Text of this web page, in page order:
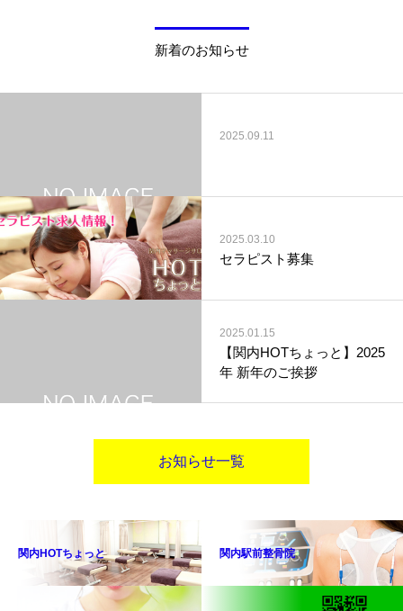
新着のお知らせ
2025.09.11
2025.03.10
セラピスト募集
2025.01.15
【関内HOTちょっと】2025
年 新年のご挨拶
お知らせ一覧
関内HOTちょっと 関内駅前整骨院